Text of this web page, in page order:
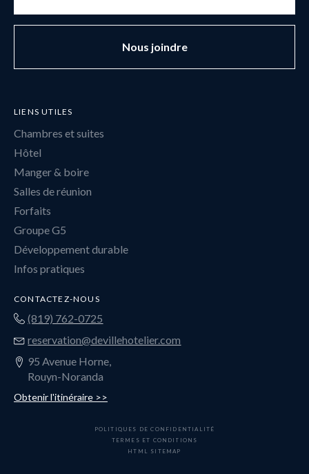
Nous joindre
LIENS UTILES
Chambres et suites
Hôtel
Manger & boire
Salles de réunion
Forfaits
Groupe G5
Développement durable
Infos pratiques
CONTACTEZ-NOUS
(819) 762-0725
reservation@devillehotelier.com
95 Avenue Horne,
Rouyn-Noranda
Obtenir l'itinéraire >>
POLITIQUES DE CONFIDENTIALITÉ
TERMES ET CONDITIONS
HTML SITEMAP